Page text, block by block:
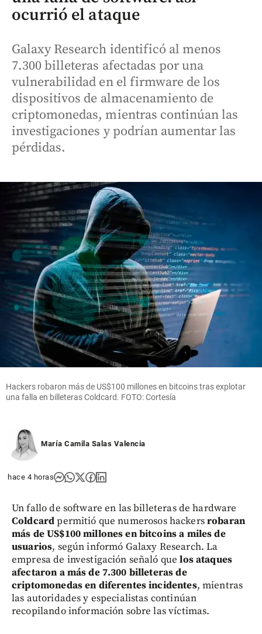
ocurrió el ataque
Galaxy Research identificó al menos
7.300 billeteras afectadas por una
vulnerabilidad en el firmware de los
dispositivos de almacenamiento de
criptomonedas, mientras continúan las
investigaciones y podrían aumentar las
pérdidas.
Hackers robaron más de US$100 millones en bitcoins tras explotar
una falla en billeteras Coldcard. FOTO: Cortesía
María Camila Salas Valencia
hace 4 horas
Un fallo de software en las billeteras de hardware
Coldcardpermitió que numerosos hackersrobaran
más de US$100 millones en bitcoins a miles de
usuarios, según informó Galaxy Research. La
empresa de investigación señaló que los ataques
afectaron a más de 7.300 billeteras de
criptomonedas en diferentes incidentes, mientras
las autoridades y especialistas continúan
recopilando información sobre las víctimas.